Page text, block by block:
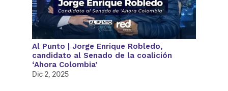
Al Punto | Jorge Enrique Robledo,
candidato al Senado de la coalición
‘Ahora Colombia’
Dic 2, 2025